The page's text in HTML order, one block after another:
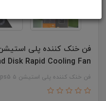
Disk Rapid Cooling Fan
فن خنک کننده پلی استیشن ۵ ps5